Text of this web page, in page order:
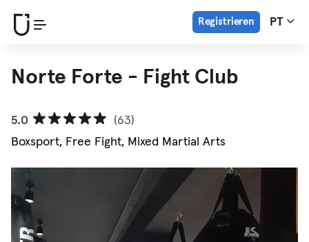
Registrieren PT
Norte Forte - Fight Club
5.0
(63)
Boxsport, Free Fight, Mixed Martial Arts